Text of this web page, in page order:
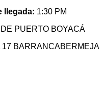
llegada: 1:30 PM
PUERTO BOYACÁ
17 BARRANCABERMEJA